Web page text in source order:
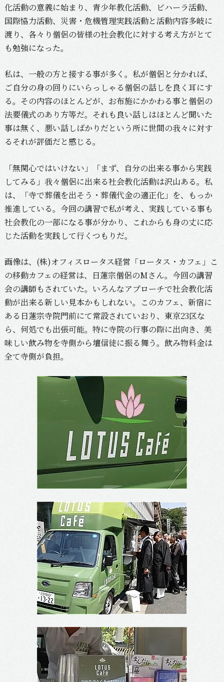
化活動の意義に始まり、青少年教化活動、ビハーラ活動、
国際協力活動、災害・危機管理実践活動と活動内容多岐に
渡り、各々り僧侶の皆様の社会教化に対する考え方がとて
も勉強になった。
私は、一般の方と接する事が多く。私が僧侶と分かれば、
ご自分の身の回りにいらっしゃる僧侶の話しを良く耳にす
る。その内容のほとんどが、お布施にかかわる事と僧侶の
法要儀式のあり方等だ。それも良い話しはほとんど聞いた
事は無く、悪い話しばかりだという所に世間の我々に対す
るそれが評価だと感じる。
「無関心ではいけない」「まず、自分の出来る事から実践
してみる」我々僧侶に出来る社会教化活動は沢山ある。私
は、「寺で葬儀を出そう・葬儀代金の適正化」を、もっか
推進している。今回の講習で私が考え、実践している事も
社会教化の一部になる事が分かり、これからも身の丈に応
じた活動を実践して行くつもりだ。
画像は、(株)オフィスロータス経営「ロータス・カフェ」こ
の移動カフェの経営は、日蓮宗僧侶のMさん。今回の講習
会の講師もされていた。いろんなアプローチで社会教化活
動が出来る新しい見本かもしれない。このカフェ、新宿に
ある日蓮宗寺院門前にて常設されていおり、東京23区な
ら、何処でも出張可能。特に寺院の行事の際に出向き、美
味しい飲み物を寺側から壇信徒に振る舞う。飲み物料金は
全て寺側が負担。